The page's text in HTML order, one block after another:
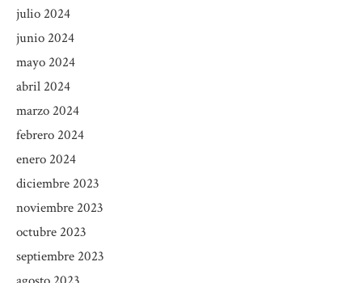
julio 2024
junio 2024
mayo 2024
abril 2024
marzo 2024
febrero 2024
enero 2024
diciembre 2023
noviembre 2023
octubre 2023
septiembre 2023